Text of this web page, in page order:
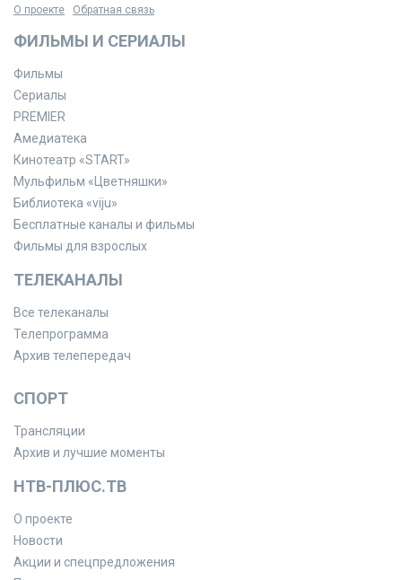
О проекте
Обратная связь
ФИЛЬМЫ И СЕРИАЛЫ
Фильмы
Сериалы
PREMIER
Амедиатека
Кинотеатр «START»
Мульфильм «Цветняшки»
Библиотека «viju»
Бесплатные каналы и фильмы
Фильмы для взрослых
ТЕЛЕКАНАЛЫ
Все телеканалы
Телепрограмма
Архив телепередач
СПОРТ
Трансляции
Архив и лучшие моменты
НТВ-ПЛЮС.ТВ
О проекте
Новости
Акции и спецпредложения